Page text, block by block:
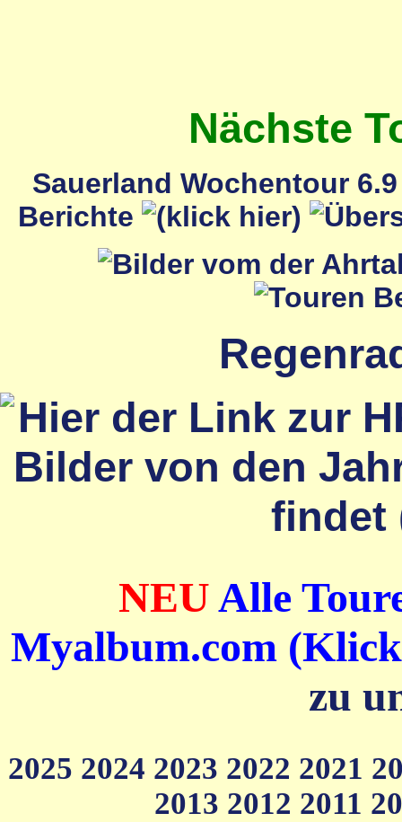
Nächste
Sauerland Wochentour
Berichte
NEUAlle
Myalbum.com
zu
2025 2024 2023 2022 2021
2013 2012 2011